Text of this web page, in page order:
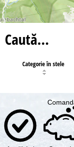
Caută…
Categorie în stele